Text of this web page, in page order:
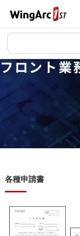
フロント業
各種申請書